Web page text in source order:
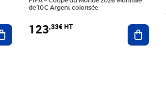
Ajouter au panier
de 10€ Argent colorisée
123,33€ HT